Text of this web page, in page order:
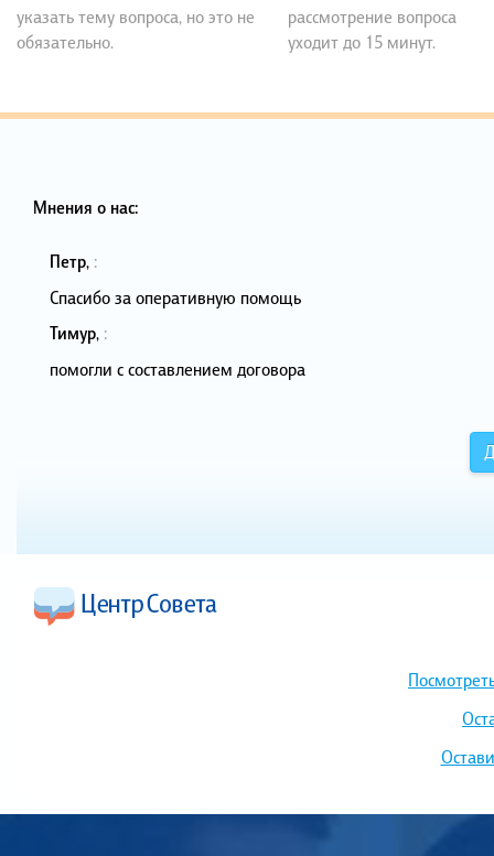
указать тему вопроса, но это не
обязательно.
рассмотрение вопроса
уходит до 15 минут.
Мнения о нас:
Петр, :
Спасибо за оперативную помощь
Тимур, :
помогли с составлением договора